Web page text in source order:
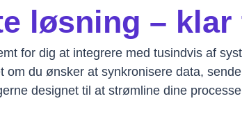
løsning –
for dig at integrere med tusindvis af
om du ønsker at synkronisere data,
designet til at strømline dine